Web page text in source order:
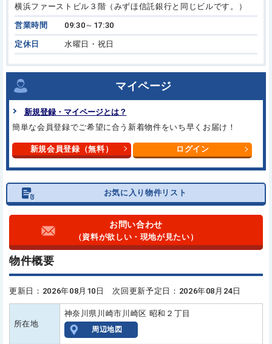
横浜ファーストビル３階（みずほ信託銀行と同じビルです。）
営業時間 09:30～17:30
定休日 水曜日・祝日
マイページ
新規登録・マイページとは？
簡単な会員登録でご希望に合う 新着物件をいち早くお届け！
新規会員登録（無料） ログイン
お気に入り物件リスト
お問い合わせ
（資料が欲しい・現地が見たい）
物件概要
更新日：2026年08月10日 次回更新予定日：2026年08月24日
所在地
神奈川県川崎市川崎区 昭和２丁目
周辺地図